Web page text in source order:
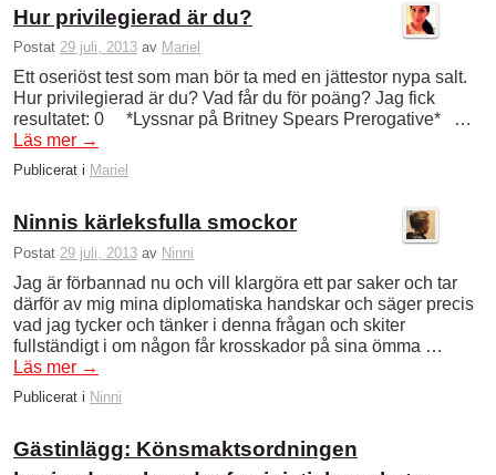
Hur privilegierad är du?
Postat 29 juli, 2013 av Mariel
Ett oseriöst test som man bör ta med en jättestor nypa salt.
Hur privilegierad är du? Vad får du för poäng? Jag fick
resultatet: 0 *Lyssnar på Britney Spears Prerogative* …
Läs mer →
Publicerat i Mariel
Ninnis kärleksfulla smockor
Postat 29 juli, 2013 av Ninni
Jag är förbannad nu och vill klargöra ett par saker och tar
därför av mig mina diplomatiska handskar och säger precis
vad jag tycker och tänker i denna frågan och skiter
fullständigt i om någon får krosskador på sina ömma …
Läs mer →
Publicerat i Ninni
Gästinlägg: Könsmaktsordningen